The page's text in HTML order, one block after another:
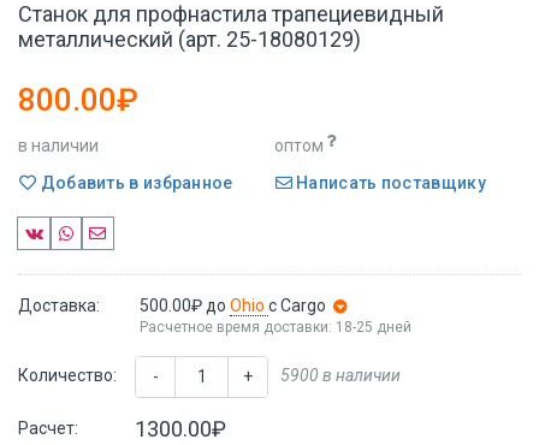
Станок для профнастила трапециевидный
металлический (арт. 25-18080129)
800.00₽
в наличии
оптом
Добавить в избранное
Написать поставщику
Доставка: 500.00₽ до Ohio с Cargo
Расчетное время доставки: 18-25 дней
Количество: - + 5900 в наличии
Расчет: 1300.00₽